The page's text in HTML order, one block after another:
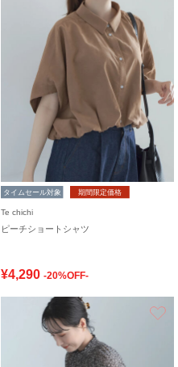
タイムセール対象 期間限定価格
Te chichi
ピーチショートシャツ
¥4,290 -20%OFF-